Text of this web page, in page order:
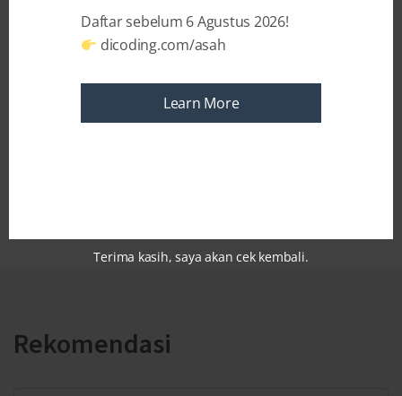
Nikmati 125 modul komprehensif, hanya
bagi kamu yang mendaftar penuh.
Rekomendasi
Daftar sebelum 6 Agustus 2026!
dicoding.com/asah
Learn More
Terima kasih, saya akan cek kembali.